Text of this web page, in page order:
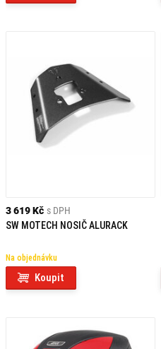
3 619 Kč s DPH
SW MOTECH NOSIČ ALURACK
Na objednávku
Koupit